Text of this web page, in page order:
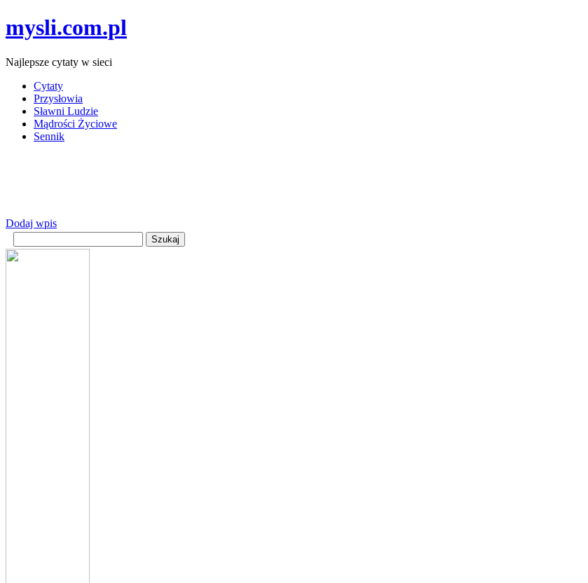
mysli.com.pl
Najlepsze cytaty w sieci
Cytaty
Przysłowia
Sławni Ludzie
Mądrości Życiowe
Sennik
Dodaj wpis